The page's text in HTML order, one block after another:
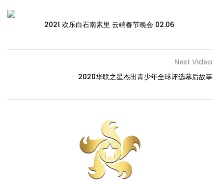
2021 欢乐白石南素里 云端春节晚会 02.06
Next Video
2020华联之星杰出青少年全球评选幕后故事